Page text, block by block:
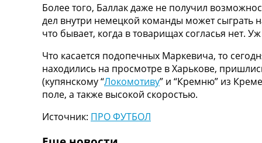
Таблицы групп Чемпионата Мира
Украина. Премьер-Лига
Украина. Первая Лига
Англия. Премьер-Лига
Испания. Ла Лига
Все таблицы >>>
Рейтинги
Рейтинг стран УЕФА
Рейтинг клубов УЕФА
Рейтинг ФИФА
Более того, Баллак даже не получил
дел внутри немецкой команды может сыграть
что бывает, когда в товарищах согласья нет.
Что касается подопечных Маркевича, то
находились на просмотре в Харькове,
(купянскому “Локомотиву” и “Кремню” из
поле, а также высокой скоростью.
Источник: ПРО ФУТБОЛ